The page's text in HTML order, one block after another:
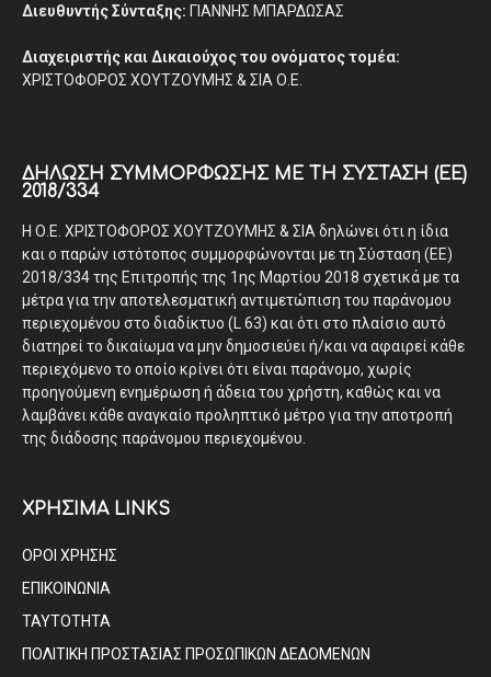
Διευθυντής Σύνταξης: ΓΙΑΝΝΗΣ ΜΠΑΡΔΩΣΑΣ
Διαχειριστής και Δικαιούχος του ονόματος τομέα:
ΧΡΙΣΤΟΦΟΡΟΣ ΧΟΥΤΖΟΥΜΗΣ & ΣΙΑ Ο.Ε.
ΔΉΛΩΣΗ ΣΥΜΜΌΡΦΩΣΗΣ ΜΕ ΤΗ ΣΎΣΤΑΣΗ (ΕΕ)
2018/334
Η Ο.Ε. ΧΡΙΣΤΟΦΟΡΟΣ ΧΟΥΤΖΟΥΜΗΣ & ΣΙΑ δηλώνει ότι η ίδια
και ο παρών ιστότοπος συμμορφώνονται με τη Σύσταση (ΕΕ)
2018/334 της Επιτροπής της 1ης Μαρτίου 2018 σχετικά με τα
μέτρα για την αποτελεσματική αντιμετώπιση του παράνομου
περιεχομένου στο διαδίκτυο (L 63) και ότι στο πλαίσιο αυτό
διατηρεί το δικαίωμα να μην δημοσιεύει ή/και να αφαιρεί κάθε
περιεχόμενο το οποίο κρίνει ότι είναι παράνομο, χωρίς
προηγούμενη ενημέρωση ή άδεια του χρήστη, καθώς και να
λαμβάνει κάθε αναγκαίο προληπτικό μέτρο για την αποτροπή
της διάδοσης παράνομου περιεχομένου.
ΧΡΗΣΙΜΑ LINKS
ΟΡΟΙ ΧΡΗΣΗΣ
ΕΠΙΚΟΙΝΩΝΙΑ
ΤΑΥΤΟΤΗΤΑ
ΠΟΛΙΤΙΚΗ ΠΡΟΣΤΑΣΙΑΣ ΠΡΟΣΩΠΙΚΩΝ ΔΕΔΟΜΕΝΩΝ